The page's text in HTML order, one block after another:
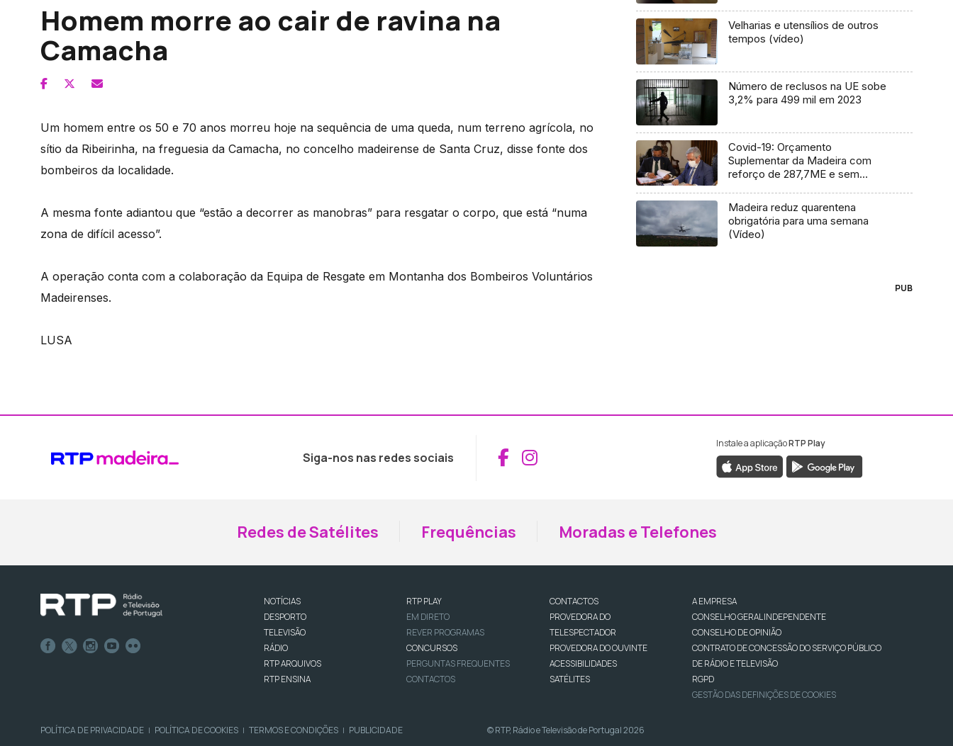
Homem morre ao cair de ravina na
Camacha
Um homem entre os 50 e 70 anos morreu hoje na sequência de uma queda, num terreno agrícola, no
sítio da Ribeirinha, na freguesia da Camacha, no concelho madeirense de Santa Cruz, disse fonte dos
bombeiros da localidade.
A mesma fonte adiantou que “estão a decorrer as manobras” para resgatar o corpo, que está “numa
zona de difícil acesso”.
A operação conta com a colaboração da Equipa de Resgate em Montanha dos Bombeiros Voluntários
Madeirenses.
LUSA
Velharias e utensílios de outros
tempos (vídeo)
Número de reclusos na UE sobe
3,2% para 499 mil em 2023
Covid-19: Orçamento
Suplementar da Madeira com
reforço de 287,7ME e sem
Madeira reduz quarentena
obrigatória para uma semana
(Vídeo)
PUB
Siga-nos nas redes sociais Aceder ao Facebook da RTP Madeira
Aceder ao Instagram da RTP Madeira
Instale a aplicaçãoRTP Play
Redes de Satélites Frequências Moradas e Telefones
NOTÍCIAS
DESPORTO
TELEVISÃO
RÁDIO
RTP ARQUIVOS
RTP ENSINA
RTP PLAY
EM DIRETO
REVER PROGRAMAS
CONCURSOS
PERGUNTAS FREQUENTES
CONTACTOS
CONTACTOS
PROVEDORA DO
TELESPECTADOR
PROVEDORA DO OUVINTE
ACESSIBILIDADES
SATÉLITES
A EMPRESA
CONSELHO GERAL INDEPENDENTE
CONSELHO DE OPINIÃO
CONTRATO DE CONCESSÃO DO SERVIÇO PÚBLICO
DE RÁDIO E TELEVISÃO
RGPD
GESTÃO DAS DEFINIÇÕES DE COOKIES
POLÍTICA DE PRIVACIDADE | POLÍTICA DE COOKIES | TERMOS E CONDIÇÕES | PUBLICIDADE © RTP, Rádio e Televisão de Portugal 2026